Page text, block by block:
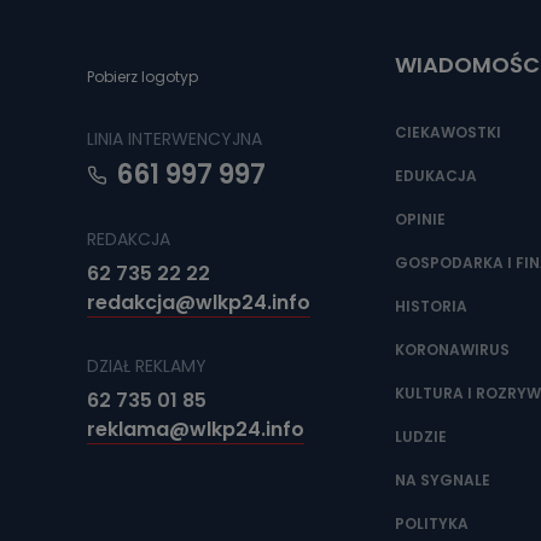
Jakie
Państwa (lub
źródeł
oraz partnerzy
Jak
Można to
Pobierz logotyp
LINIA INTERWENCYJNA
661 997 997
REDAKCJA
62 735 22 22
redakcja@wlkp24.info
DZIAŁ REKLAMY
62 735 01 85
reklama@wlkp24.info
CIEKAWOSTKI
EDUKACJA
OPINIE
GOSPODARKA I
HISTORIA
KORONAWIRUS
KULTURA I
LUDZIE
NA SYGNALE
POLITYKA